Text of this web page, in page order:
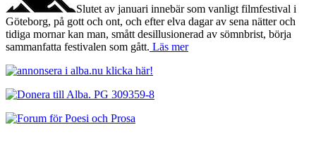
Slutet av januari innebär som vanligt filmfestival i
Göteborg, på gott och ont, och efter elva dagar av sena nätter och
tidiga mornar kan man, smått desillusionerad av sömnbrist, börja
sammanfatta festivalen som gått. Läs mer